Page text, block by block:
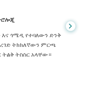
እና ጎሜዲ የተባለውን ድንቅ
ትክክለኛውን ምርጫ
ትልቅ ትስስር አላቸው።